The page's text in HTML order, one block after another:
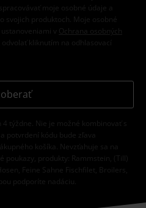
moje osobné údaje a
svojich produktoch. Moje osobné
v
Ochrana osobných
odvolať kliknutím na odhlasovací
týždne. Nie je možné kombinovať s
potvrdení kódu bude zľava
košíka. Nevzťahuje sa na
poukazy, produkty: Rammstein, (Till)
Feine Sahne Fischfilet, Broilers,
podporíte nadáciu.